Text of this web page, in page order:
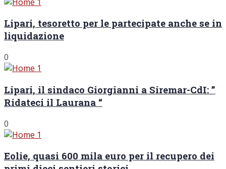
Lipari, tesoretto per le partecipate anche se in
liquidazione
0
Lipari, il sindaco Giorgianni a Siremar-CdI: ”
Ridateci il Laurana “
0
Eolie, quasi 600 mila euro per il recupero dei